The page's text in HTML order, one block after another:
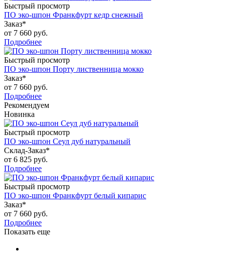
Быстрый просмотр
ПО эко-шпон Франкфурт кедр снежный
Заказ*
от 7 660 руб.
Подробнее
Быстрый просмотр
ПО эко-шпон Порту лиственница мокко
Заказ*
от 7 660 руб.
Подробнее
Рекомендуем
Новинка
Быстрый просмотр
ПО эко-шпон Сеул дуб натуральный
Склад-Заказ*
от 6 825 руб.
Подробнее
Быстрый просмотр
ПО эко-шпон Франкфурт белый кипарис
Заказ*
от 7 660 руб.
Подробнее
Показать еще